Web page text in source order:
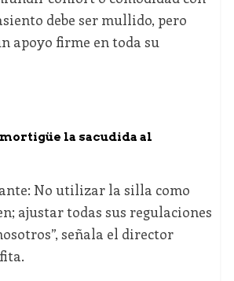
debe ser mullido, pero
apoyo firme en toda su
la sacudida al
No utilizar la silla como
ajustar todas sus regulaciones
señala el director